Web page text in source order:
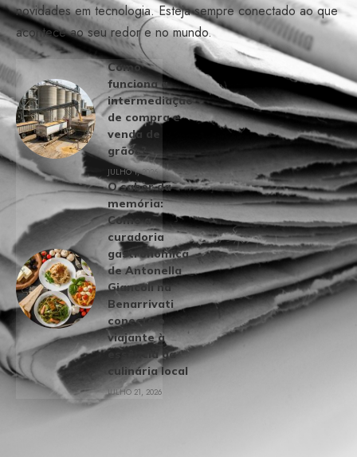
novidades em tecnologia. Esteja sempre conectado ao que
acontece ao seu redor e no mundo.
Como
funciona a
intermediação
de compra e
venda de
grãos?
JULHO 1, 2026
O sabor da
memória:
Como a
curadoria
gastronômica
de Antonella
Giancoli na
Benarrivati
conecta o
viajante à
essência da
culinária local
JULHO 21, 2026